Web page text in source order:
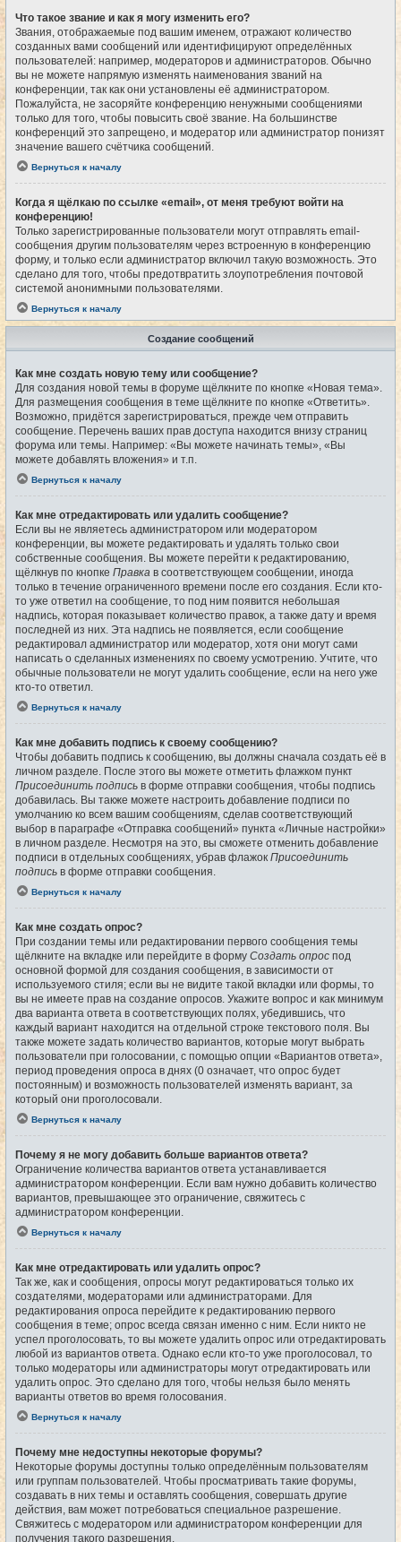
Что такое звание и как я могу изменить его?
Звания, отображаемые под вашим именем, отражают количество
созданных вами сообщений или идентифицируют определённых
пользователей: например, модераторов и администраторов. Обычно
вы не можете напрямую изменять наименования званий на
конференции, так как они установлены её администратором.
Пожалуйста, не засоряйте конференцию ненужными сообщениями
только для того, чтобы повысить своё звание. На большинстве
конференций это запрещено, и модератор или администратор понизят
значение вашего счётчика сообщений.
Вернуться к началу
Когда я щёлкаю по ссылке «email», от меня требуют войти на
конференцию!
Только зарегистрированные пользователи могут отправлять email-
сообщения другим пользователям через встроенную в конференцию
форму, и только если администратор включил такую возможность. Это
сделано для того, чтобы предотвратить злоупотребления почтовой
системой анонимными пользователями.
Вернуться к началу
Создание сообщений
Как мне создать новую тему или сообщение?
Для создания новой темы в форуме щёлкните по кнопке «Новая тема».
Для размещения сообщения в теме щёлкните по кнопке «Ответить».
Возможно, придётся зарегистрироваться, прежде чем отправить
сообщение. Перечень ваших прав доступа находится внизу страниц
форума или темы. Например: «Вы можете начинать темы», «Вы
можете добавлять вложения» и т.п.
Вернуться к началу
Как мне отредактировать или удалить сообщение?
Если вы не являетесь администратором или модератором
конференции, вы можете редактировать и удалять только свои
собственные сообщения. Вы можете перейти к редактированию,
щёлкнув по кнопке Правка в соответствующем сообщении, иногда
только в течение ограниченного времени после его создания. Если кто-
то уже ответил на сообщение, то под ним появится небольшая
надпись, которая показывает количество правок, а также дату и время
последней из них. Эта надпись не появляется, если сообщение
редактировал администратор или модератор, хотя они могут сами
написать о сделанных изменениях по своему усмотрению. Учтите, что
обычные пользователи не могут удалить сообщение, если на него уже
кто-то ответил.
Вернуться к началу
Как мне добавить подпись к своему сообщению?
Чтобы добавить подпись к сообщению, вы должны сначала создать её в
личном разделе. После этого вы можете отметить флажком пункт
Присоединить подпись в форме отправки сообщения, чтобы подпись
добавилась. Вы также можете настроить добавление подписи по
умолчанию ко всем вашим сообщениям, сделав соответствующий
выбор в параграфе «Отправка сообщений» пункта «Личные настройки»
в личном разделе. Несмотря на это, вы сможете отменить добавление
подписи в отдельных сообщениях, убрав флажок Присоединить
подпись в форме отправки сообщения.
Вернуться к началу
Как мне создать опрос?
При создании темы или редактировании первого сообщения темы
щёлкните на вкладке или перейдите в форму Создать опрос под
основной формой для создания сообщения, в зависимости от
используемого стиля; если вы не видите такой вкладки или формы, то
вы не имеете прав на создание опросов. Укажите вопрос и как минимум
два варианта ответа в соответствующих полях, убедившись, что
каждый вариант находится на отдельной строке текстового поля. Вы
также можете задать количество вариантов, которые могут выбрать
пользователи при голосовании, с помощью опции «Вариантов ответа»,
период проведения опроса в днях (0 означает, что опрос будет
постоянным) и возможность пользователей изменять вариант, за
который они проголосовали.
Вернуться к началу
Почему я не могу добавить больше вариантов ответа?
Ограничение количества вариантов ответа устанавливается
администратором конференции. Если вам нужно добавить количество
вариантов, превышающее это ограничение, свяжитесь с
администратором конференции.
Вернуться к началу
Как мне отредактировать или удалить опрос?
Так же, как и сообщения, опросы могут редактироваться только их
создателями, модераторами или администраторами. Для
редактирования опроса перейдите к редактированию первого
сообщения в теме; опрос всегда связан именно с ним. Если никто не
успел проголосовать, то вы можете удалить опрос или отредактировать
любой из вариантов ответа. Однако если кто-то уже проголосовал, то
только модераторы или администраторы могут отредактировать или
удалить опрос. Это сделано для того, чтобы нельзя было менять
варианты ответов во время голосования.
Вернуться к началу
Почему мне недоступны некоторые форумы?
Некоторые форумы доступны только определённым пользователям
или группам пользователей. Чтобы просматривать такие форумы,
создавать в них темы и оставлять сообщения, совершать другие
действия, вам может потребоваться специальное разрешение.
Свяжитесь с модератором или администратором конференции для
получения такого разрешения.